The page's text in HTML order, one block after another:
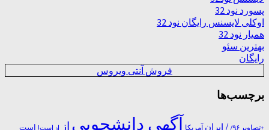
پسورد نود 32
اوکلی لایسنس رایگان نود 32
همیار نود 32
بهترین سئو
رایگان
فروش آنتی ویروس
برچسب‌ها
+تصاویر ۹۶/ / ایران آمریکا آگهی دانشجویی از از است! است